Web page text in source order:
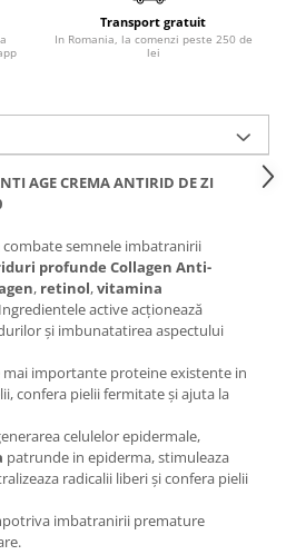
intima
Transport gratuit
In Romania, la comenzi peste 250 de
lei
AGE CREMA ANTIRID DE ZI
semnele imbatranirii
profunde Collagen Anti-
, retinol,vitamina
active acționează
și imbunatatirea aspectului
mai importante proteine existente in
confera pielii fermitate și ajuta la
celulelor epidermale,
patrunde in epiderma, stimuleaza
radicalii liberi și confera pielii
imbatranirii premature